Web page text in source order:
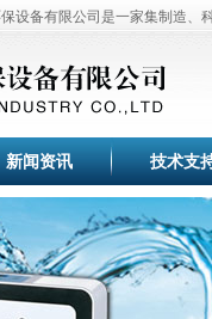
设备有限公司是一家集制造、
、调温除湿机等除湿加湿设备。
、品种繁多供用户选择，本产品
培、微电子企业、档案室、电信
调节控制，空气净化，节能环保
专业提供：家用移动除湿机、
机系列采用先进高效旋转式压
的除湿效果满足于国家标准。
机,加湿器,恒温恒湿机已通过国
除湿机、工业除湿机、工业加
群体，帮助合作伙伴取得了成
新闻资讯 技术支